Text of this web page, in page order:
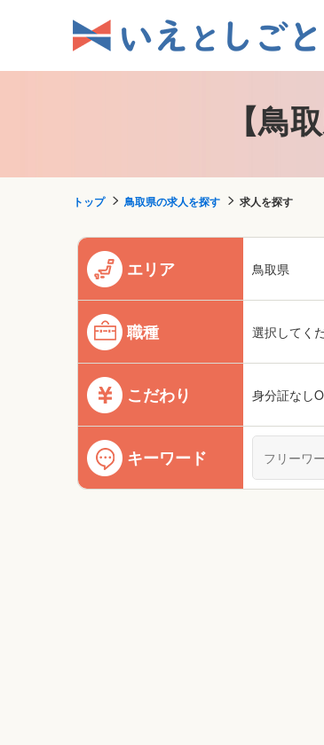
【鳥
トップ 鳥取県の求人を探す 求人を探す
エリア 鳥取県
職種 選択してく
こだわり 身分証なし
キーワード